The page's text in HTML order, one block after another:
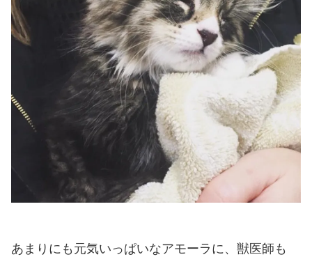
あまりにも元気いっぱいなアモーラに、獣医師も